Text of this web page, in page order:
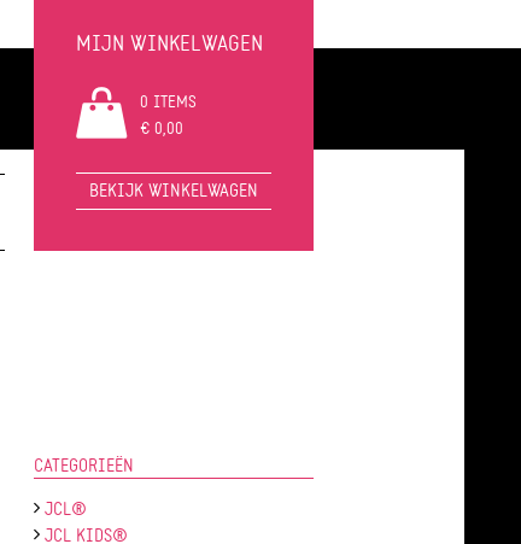
MIJN WINKELWAGEN
0 ITEMS
€ 0,00
BEKIJK WINKELWAGEN
CATEGORIEËN
JCL®
JCL KIDS®